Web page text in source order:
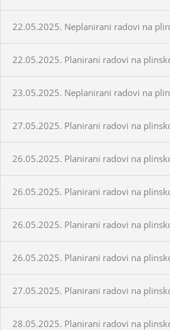
22.05.2025. Neplanirani radovi na
22.05.2025. Planirani radovi na
23.05.2025. Neplanirani radovi na
27.05.2025. Planirani radovi na
26.05.2025. Planirani radovi na
26.05.2025. Planirani radovi na
26.05.2025. Planirani radovi na
26.05.2025. Planirani radovi na
27.05.2025. Planirani radovi na
28.05.2025. Planirani radovi na